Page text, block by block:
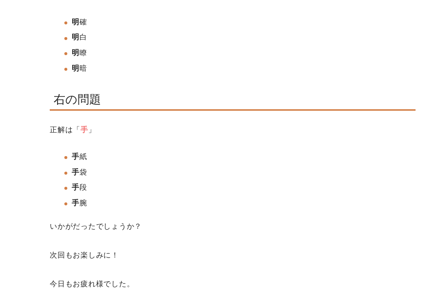
明確
明 白
明瞭
明暗
右の問題
正解は「手 」
手紙
手袋
手段
手腕
いかがだったでしょうか？
次回もお楽しみに！
今日もお疲れ様でした。